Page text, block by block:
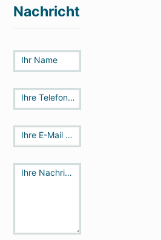
Nachricht
Ihr Name
Ihre Telefonnummer
Ihre E-Mail Aderesse
Ihre Nachricht an uns